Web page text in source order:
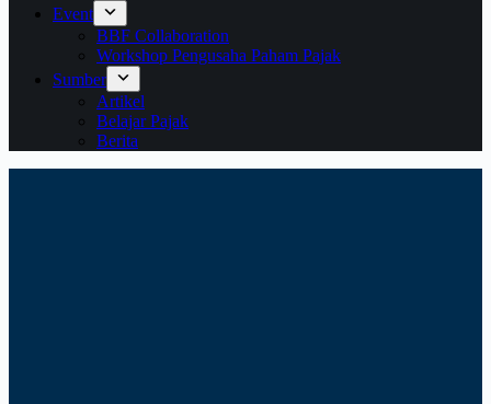
Event
BBF Collaboration
Workshop Pengusaha Paham Pajak
Sumber
Artikel
Belajar Pajak
Berita